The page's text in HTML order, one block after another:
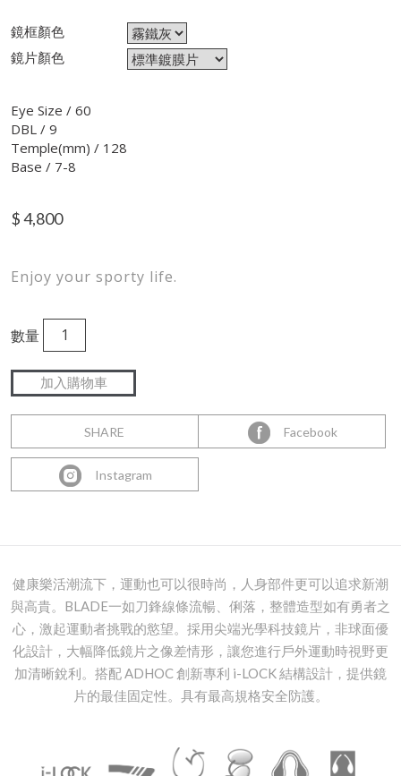
鏡框顏色
鏡片顏色
Eye Size / 60
DBL / 9
Temple(mm) / 128
Base / 7-8
$4,800
Enjoy your sporty life.
數量
SHARE Facebook
Instagram
健康樂活潮流下，運動也可以很時尚，人身部件更可以追求新潮
與高貴。BLADE一如刀鋒線條流暢、俐落，整體造型如有勇者之
心，激起運動者挑戰的慾望。採用尖端光學科技鏡片，非球面優
化設計，大幅降低鏡片之像差情形，讓您進行戶外運動時視野更
加清晰銳利。搭配 ADHOC 創新專利 i-LOCK 結構設計，提供鏡
片的最佳固定性。具有最高規格安全防護。